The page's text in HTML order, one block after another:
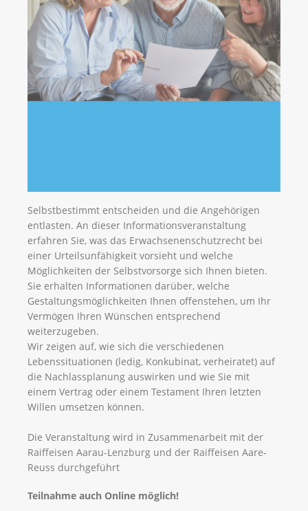
Selbstbestimmt entscheiden und die Angehörigen
entlasten. An dieser Informationsveranstaltung
erfahren Sie, was das Erwachsenenschutzrecht bei
einer Urteilsunfähigkeit vorsieht und welche
Möglichkeiten der Selbstvorsorge sich Ihnen bieten.
Sie erhalten Informationen darüber, welche
Gestaltungsmöglichkeiten Ihnen offenstehen, um Ihr
Vermögen Ihren Wünschen entsprechend
weiterzugeben.
Wir zeigen auf, wie sich die verschiedenen
Lebenssituationen (ledig, Konkubinat, verheiratet) auf
die Nachlassplanung auswirken und wie Sie mit
einem Vertrag oder einem Testament Ihren letzten
Willen umsetzen können.
Die Veranstaltung wird in Zusammenarbeit mit der
Raiffeisen Aarau-Lenzburg und der Raiffeisen Aare-
Reuss durchgeführt
Teilnahme auch Online möglich!